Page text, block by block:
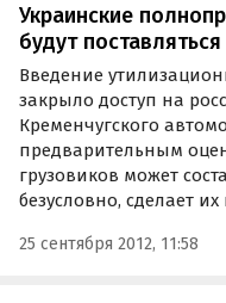
Украинские
будут
Введение
закрыло доступ на
Кременчугского
предварительным
грузовиков может
безусловно, сделает
25 сентября 2012, 11:58